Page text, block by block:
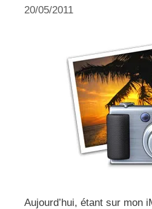
20/05/2011
Aujourd’hui, étant sur mon